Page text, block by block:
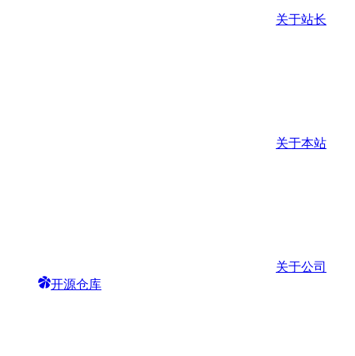
关于站长
关于本站
关于公司
开源仓库